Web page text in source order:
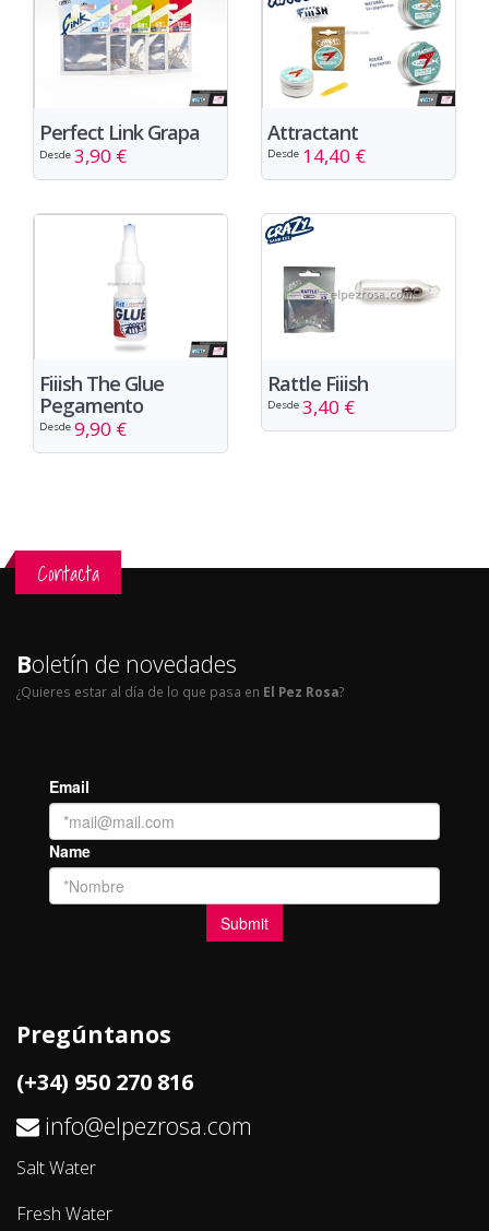
Perfect Link Grapa
Desde 3,90 €
Attractant
Desde 14,40 €
Fiiish The Glue
Pegamento
Desde 9,90 €
Rattle Fiiish
Desde 3,40 €
Contacta
Boletín de novedades
¿Quieres estar al día de lo que pasa en El Pez Rosa?
Pregúntanos
(+34) 950 270 816
info@elpezrosa.com
Salt Water
Fresh Water